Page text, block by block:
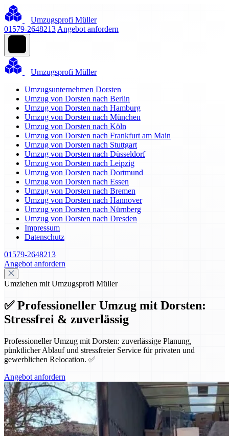
Umzugsprofi Müller
01579-2648213 Angebot anfordern
Umzugsprofi Müller
Umzugsunternehmen Dorsten
Umzug von Dorsten nach Berlin
Umzug von Dorsten nach Hamburg
Umzug von Dorsten nach München
Umzug von Dorsten nach Köln
Umzug von Dorsten nach Frankfurt am Main
Umzug von Dorsten nach Stuttgart
Umzug von Dorsten nach Düsseldorf
Umzug von Dorsten nach Leipzig
Umzug von Dorsten nach Dortmund
Umzug von Dorsten nach Essen
Umzug von Dorsten nach Bremen
Umzug von Dorsten nach Hannover
Umzug von Dorsten nach Nürnberg
Umzug von Dorsten nach Dresden
Impressum
Datenschutz
01579-2648213
Angebot anfordern
Umziehen mit Umzugsprofi Müller
✅ Professioneller Umzug mit Dorsten:
Stressfrei & zuverlässig
Professioneller Umzug mit Dorsten: zuverlässige Planung,
pünktlicher Ablauf und stressfreier Service für privaten und
gewerblichen Relocation. ✅
Angebot anfordern